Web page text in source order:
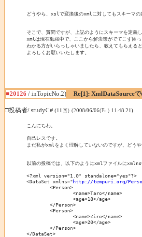
どうやら、xslで変換後のxmlに対してもスキーマ
そこで、質問ですが、上記のようにスキーマを定
xmlは現在勉強中で、ここから解決策がでてこず困っ
わかる方がいらっしゃいましたら、教えてもらえると
よろしくお願いいたします。
■20126 / inTopicNo.2) Re[1]: XmlDataSource
□投稿者/ studyC# (11回)-(2008/06/06(Fri) 11:48:21)
こんにちわ。
自己レスです。
まだ私がxmlをよく理解していないのですが、どう
以前の投稿では、以下のようにxmlファイルに
<?xml version="1.0" standalone="yes"?>
<DataSet xmlns="http://tempuri.org/
	<Person>
		<name>Taro</name>
		<age>18</age>
	</Person>
	<Person>
		<name>Ziro</name>
		<age>20</age>
	</Person>
</DataSet>